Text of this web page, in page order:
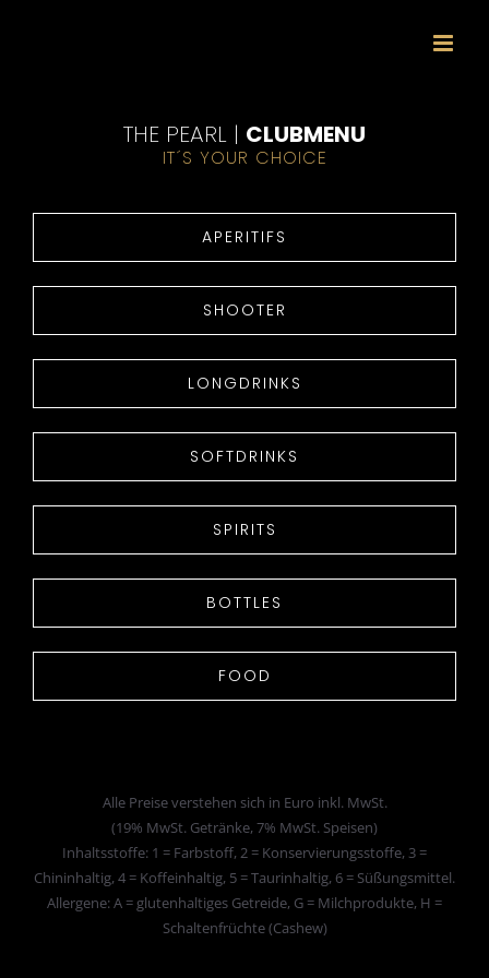
THE PEARL | CLUBMENU
IT´S YOUR CHOICE
APERITIFS
SHOOTER
LONGDRINKS
SOFTDRINKS
SPIRITS
BOTTLES
FOOD
Alle Preise verstehen sich in Euro inkl. MwSt.
(19% MwSt. Getränke, 7% MwSt. Speisen)
Inhaltsstoffe: 1 = Farbstoff, 2 = Konservierungsstoffe, 3 =
Chininhaltig, 4 = Koffeinhaltig, 5 = Taurinhaltig, 6 = Süßungsmittel.
Allergene: A = glutenhaltiges Getreide, G = Milchprodukte, H =
Schaltenfrüchte (Cashew)